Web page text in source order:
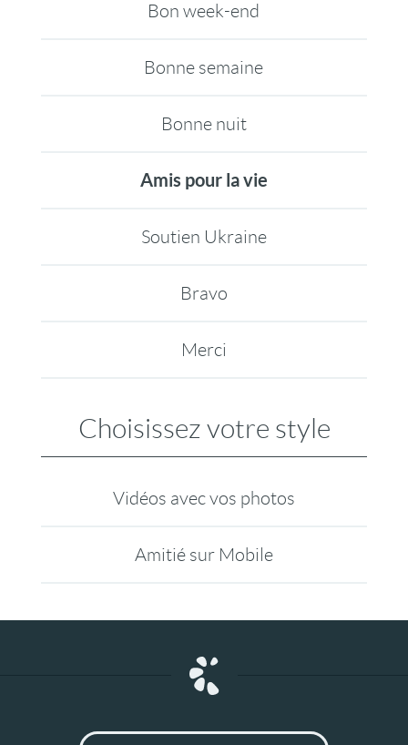
Bon week-end
Bonne semaine
Bonne nuit
Amis pour la vie
Soutien Ukraine
Bravo
Merci
Choisissez votre style
Vidéos avec vos photos
Amitié sur Mobile